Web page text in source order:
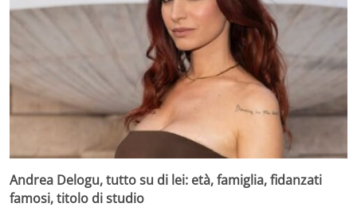
Andrea Delogu, tutto su di lei: età, famiglia, fidanzati
famosi, titolo di studio